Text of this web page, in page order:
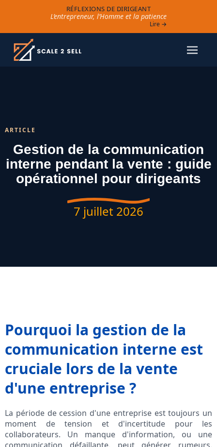
RÉFLEXIONS DE DIRIGEANT
L’entrepreneur, l’Homme et la patience
Lire →
ARTICLE
Gestion de la communication
interne pendant la vente : guide
opérationnel pour dirigeants
7 juillet 2026
Pourquoi la gestion de la
communication interne est
cruciale lors de la vente
d'une entreprise ?
La période de cession d'une entreprise est toujours un
moment de tension et d'incertitude pour les
collaborateurs. Un manque d'information, ou une